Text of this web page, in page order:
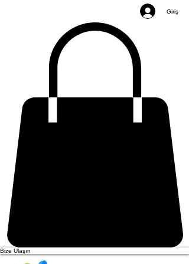
Giriş
Bize Ulaşın